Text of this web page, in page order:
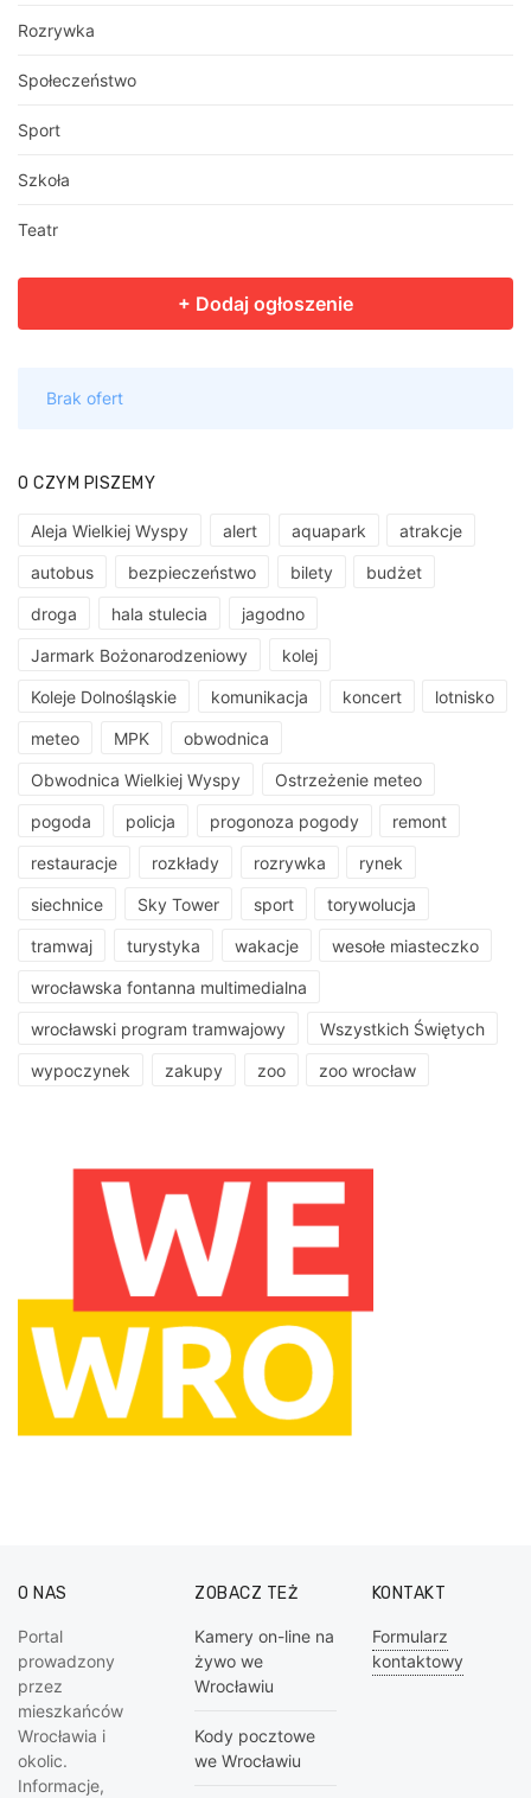
Rozrywka
Społeczeństwo
Sport
Szkoła
Teatr
O CZYM PISZEMY
Aleja Wielkiej Wyspy alert aquapark atrakcje
autobus bezpieczeństwo bilety budżet
droga hala stulecia jagodno
Jarmark Bożonarodzeniowy kolej
Koleje Dolnośląskie komunikacja koncert lotnisko
meteo MPK obwodnica
Obwodnica Wielkiej Wyspy Ostrzeżenie meteo
pogoda policja progonoza pogody remont
restauracje rozkłady rozrywka rynek
siechnice Sky Tower sport torywolucja
tramwaj turystyka wakacje wesołe miasteczko
wrocławska fontanna multimedialna
wrocławski program tramwajowy Wszystkich Świętych
wypoczynek zakupy zoo zoo wrocław
O NAS
Portal
prowadzony
przez
mieszkańców
Wrocławia i
okolic.
Informacje,
ZOBACZ TEŻ
Kamery on-line na
żywo we
Wrocławiu
Kody pocztowe
we Wrocławiu
KONTAKT
Formularz
kontaktowy